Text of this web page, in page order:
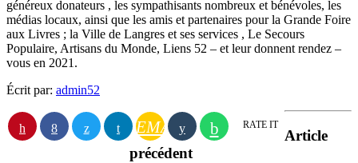
généreux donateurs , les sympathisants nombreux et bénévoles, les
médias locaux, ainsi que les amis et partenaires pour la Grande Foire
aux Livres ; la Ville de Langres et ses services , Le Secours
Populaire, Artisans du Monde, Liens 52 – et leur donnent rendez –
vous en 2021.
Écrit par: admin52
EMAIL RATE IT
Article
précédent